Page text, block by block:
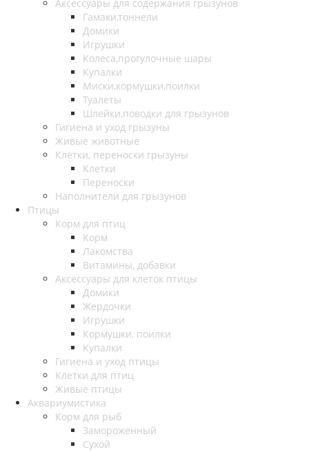
Аксессуары для содержания грызунов
Гамаки,тоннели
Домики
Игрушки
Колеса,прогулочные шары
Купалки
Миски,кормушки,поилки
Туалеты
Шлейки,поводки для грызунов
Гигиена и уход грызуны
Живые животные
Клетки, переноски грызуны
Клетки
Переноски
Наполнители для грызунов
Птицы
Корм для птиц
Корм
Лакомства
Витамины, добавки
Аксессуары для клеток птицы
Домики
Жердочки
Игрушки
Кормушки, поилки
Купалки
Гигиена и уход птицы
Клетки для птиц
Живые птицы
Аквариумистика
Корм для рыб
Замороженный
Сухой